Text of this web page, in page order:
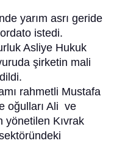
yarım asrı geride
istedi.
Asliye Hukuk
şirketin mali
rahmetli Mustafa
oğulları Ali ve
yönetilen Kıvrak